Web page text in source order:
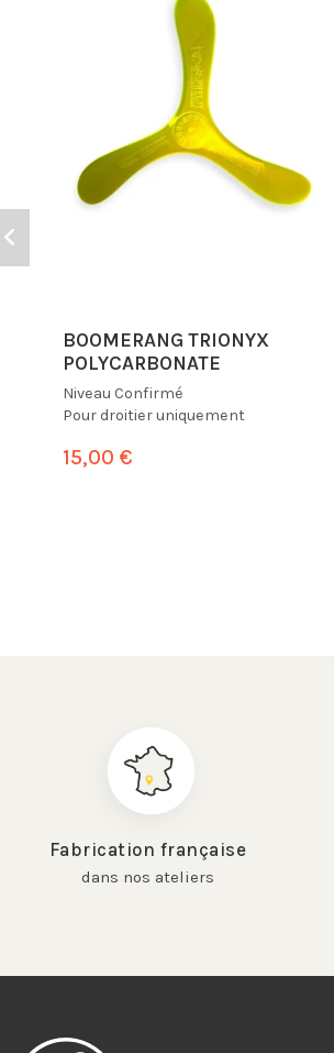
BOOMERANG TRIONYX
POLYCARBONATE
Niveau Confirmé
Pour droitier uniquement
15,00 €
Fabrication française
dans nos ateliers